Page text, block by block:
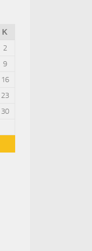
Κ
2
9
16
23
30